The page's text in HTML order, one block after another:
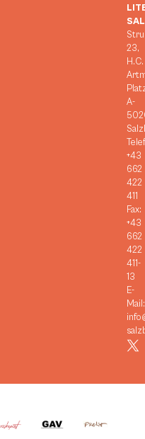
23,
H.C.
A-
+43
662
422
411
Fax:
+43
662
422
411-
13
E-
Mail: